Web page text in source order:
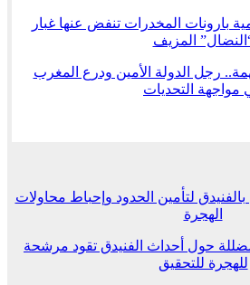
بارونات المخدرات تنفض عنها غبار
المزيف
رجل الدولة الأمين ودرع المغرب
مواجهة التحديات
بالفنيدق لتأمين الحدود وإحباط محاولات
الهجرة
حول أحداث الفنيدق تقود مرشحة
للهجرة للتحقيق